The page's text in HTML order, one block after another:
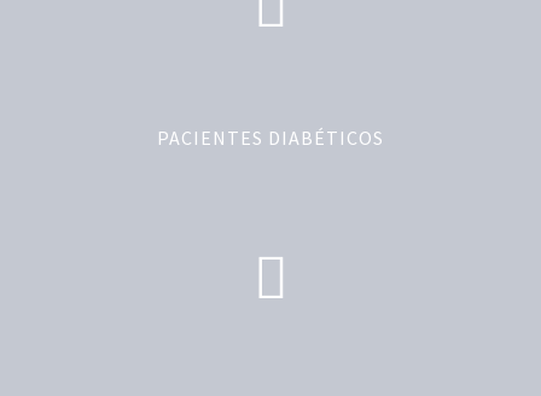
PACIENTES DIABÉTICOS